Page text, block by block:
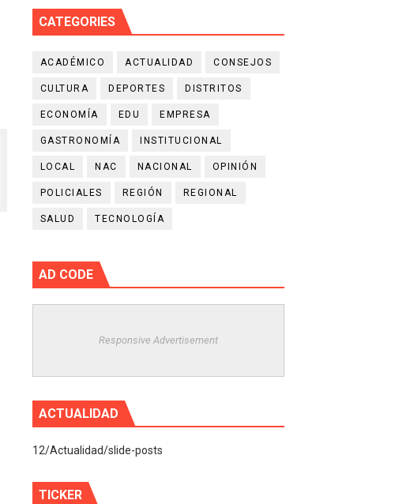
CATEGORIES
ACADÉMICO ACTUALIDAD CONSEJOS
CULTURA DEPORTES DISTRITOS
ECONOMÍA EDU EMPRESA
GASTRONOMÍA INSTITUCIONAL
LOCAL NAC NACIONAL OPINIÓN
POLICIALES REGIÓN REGIONAL
SALUD TECNOLOGÍA
AD CODE
Responsive Advertisement
ACTUALIDAD
12/Actualidad/slide-posts
TICKER